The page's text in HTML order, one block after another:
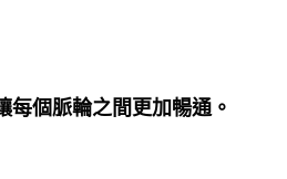
每個脈輪之間更加暢通 。